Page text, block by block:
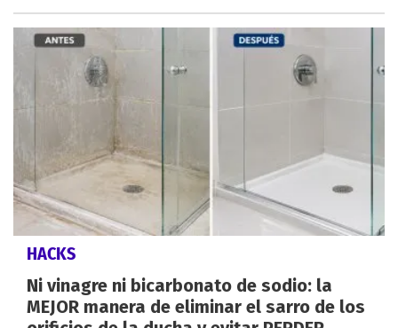
HACKS
Ni vinagre ni bicarbonato de sodio: la
MEJOR manera de eliminar el sarro de los